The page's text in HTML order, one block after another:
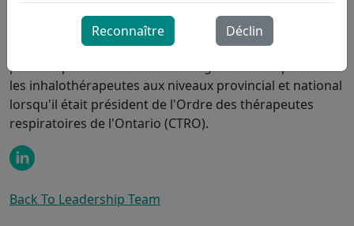
exemplaires pour le modèle de soins virtuels de
ProResp, qui améliore les résultats et la communication
pour les patients et leur entourage. Dave a représenté
les inhalothérapeutes aux niveaux provincial et national
lorsqu'il était président de l'Ordre des thérapeutes
respiratoires de l'Ontario (CTRO).
Back To Leadership Team
Reconnaître Déclin